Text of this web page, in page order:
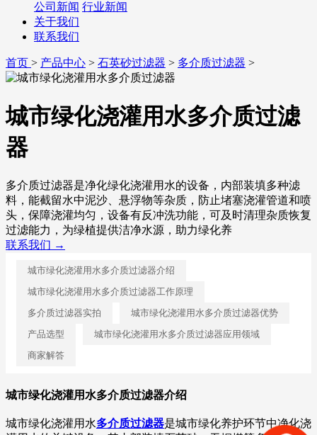
公司新闻 行业新闻
关于我们
联系我们
首页 > 产品中心 > 石英砂过滤器 > 多介质过滤器 >
城市绿化浇灌用水多介质过滤
器
多介质过滤器是净化绿化浇灌用水的设备，内部装填多种滤
料，能截留水中泥沙、悬浮物等杂质，防止堵塞浇灌管道和喷
头，保障浇灌均匀，设备有反冲洗功能，可及时清理杂质恢复
过滤能力，为绿植提供洁净水源，助力绿化养
联系我们 →
城市绿化浇灌用水多介质过滤器介绍
城市绿化浇灌用水多介质过滤器工作原理
多介质过滤器实拍
城市绿化浇灌用水多介质过滤器优势
产品选型
城市绿化浇灌用水多介质过滤器应用领域
商家解答
城市绿化浇灌用水多介质过滤器介绍
城市绿化浇灌用水多介质过滤器是城市绿化养护环节中净化浇